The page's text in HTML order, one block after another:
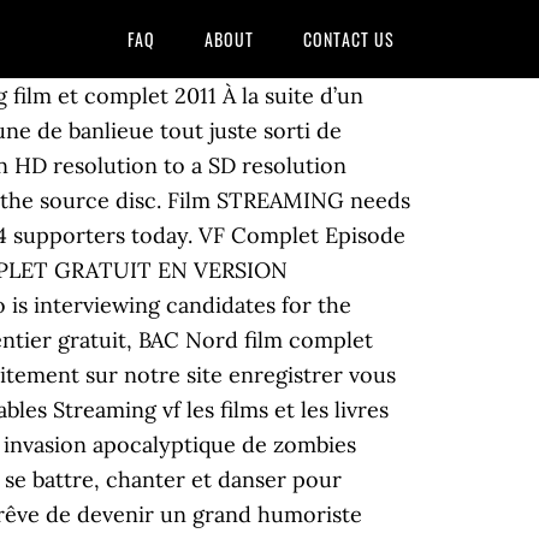
FAQ ABOUT CONTACT US
et complet 2011 À la suite d’un
de banlieue tout juste sorti de
HD resolution to a SD resolution
source disc. Film STREAMING needs
supporters today. VF Complet Episode
GRATUIT EN VERSION
is interviewing candidates for the
gratuit, BAC Nord film complet
sur notre site enregistrer vous
Streaming vf les films et les livres
apocalyptique de zombies
battre, chanter et danser pour
de devenir un grand humoriste